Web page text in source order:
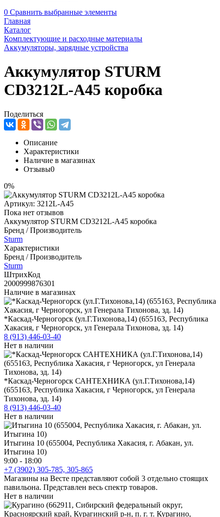
0 Сравнить выбранные элементы
Главная
Каталог
Комплектующие и расходные материалы
Аккумуляторы, зарядные устройства
Аккумулятор STURM
CD3212L-А45 коробка
Поделиться
Описание
Характеристики
Наличие в магазинах
Отзывы0
0%
Артикул: 3212L-A45
Пока нет отзывов
Аккумулятор STURM CD3212L-А45 коробка
Бренд / Производитель
Sturm
Характеристики
Бренд / Производитель
Sturm
ШтрихКод
2000999876301
Наличие в магазинах
*Каскад-Черногорск (ул.Г.Тихонова,14) (655163, Республика
Хакасия, г Черногорск, ул Генерала Тихонова, зд. 14)
8 (913) 446-03-40
Нет в наличии
*Каскад-Черногорск САНТЕХНИКА (ул.Г.Тихонова,14)
(655163, Республика Хакасия, г Черногорск, ул Генерала
Тихонова, зд. 14)
8 (913) 446-03-40
Нет в наличии
Итыгина 10 (655004, Республика Хакасия, г. Абакан, ул.
Итыгина 10)
9:00 - 18:00
+7 (3902) 305-785, 305-865
Магазины на Весте представляют собой 3 отдельно стоящих
павильона. Представлен весь спектр товаров.
Нет в наличии